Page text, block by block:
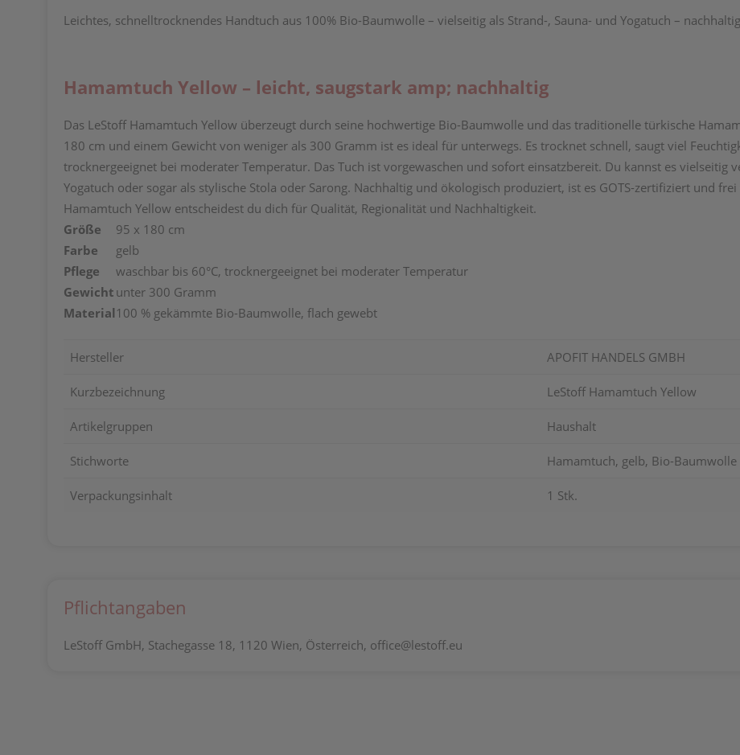
Leichtes, schnelltrocknendes Handtuch aus 100% Bio-Baumwolle – vielseitig als Strand-, Sauna- und Yogatuch –
Hamamtuch Yellow – leicht, saugstark amp; nachhaltig
Das LeStoff Hamamtuch Yellow überzeugt durch seine hochwertige Bio-Baumwolle und das traditionelle türkische
180 cm und einem Gewicht von weniger als 300 Gramm ist es ideal für unterwegs. Es trocknet schnell, saugt viel
trocknergeeignet bei moderater Temperatur. Das Tuch ist vorgewaschen und sofort einsatzbereit. Du kannst es vielseitig
Yogatuch oder sogar als stylische Stola oder Sarong. Nachhaltig und ökologisch produziert, ist es GOTS-zertifiziert und
Hamamtuch Yellow entscheidest du dich für Qualität, Regionalität und Nachhaltigkeit.
Größe
95 x 180 cm
Farbe
gelb
Pflege
waschbar bis 60°C, trocknergeeignet bei moderater Temperatur
Gewicht unter 300 Gramm
Material 100 % gekämmte Bio-Baumwolle, flach gewebt
Hersteller APOFIT HANDELS GMBH
Kurzbezeichnung LeStoff Hamamtuch Yellow
Artikelgruppen Haushalt
Stichworte Hamamtuch, gelb, Bio-Baumwolle
Verpackungsinhalt 1 Stk.
Pflichtangaben
LeStoff GmbH, Stachegasse 18, 1120 Wien, Österreich, office@lestoff.eu